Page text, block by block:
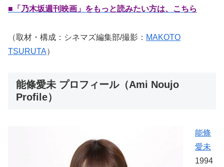
■「乃木坂週刊映画」をもっと読みたい方は、こちら
（取材・構成：シネマズ編集部/撮影： MAKOTO
TSURUTA）
能條愛未 プロフィール（Ami Noujo
Profile）
能條
愛未
1994